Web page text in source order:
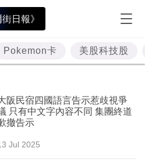
日報》
Pokemon卡 美股科技股
阪民宿四國語言告示惹歧視爭
只有中文字內容不同 集團終道
撤告示
Jul 2025